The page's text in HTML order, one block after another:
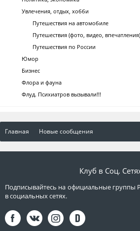
Увлечения, отдых, хобби
Путешествия на автомобиле
Путешествия (фото, видео, впечатления)
Путешествия по России
Юмор
Бизнес
Флора и фауна
Флуд. Психиатров вызывали!!!
Главная Новые сообщения
Клуб в Соц.
Подписывайтесь на официальные группы
в социальных сетях.